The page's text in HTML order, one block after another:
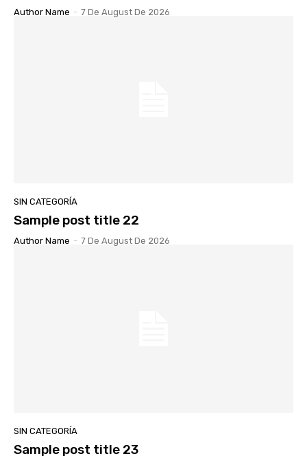
Author Name - 7 De August De 2026
SIN CATEGORÍA
Sample post title 22
Author Name - 7 De August De 2026
SIN CATEGORÍA
Sample post title 23